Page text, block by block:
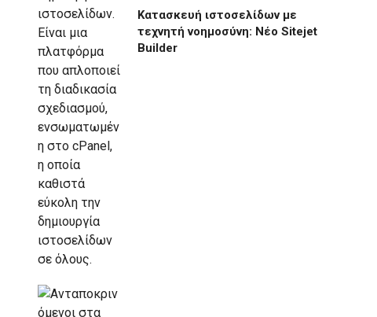
Κατασκευή ιστοσελίδων με
τεχνητή νοημοσύνη: Νέο Sitejet
Builder